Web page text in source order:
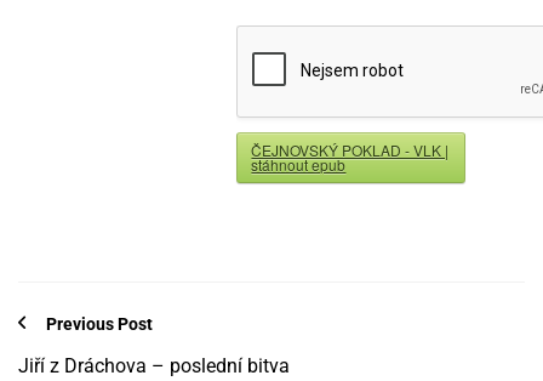
ČEJNOVSKÝ POKLAD - VLK |
stáhnout epub
Previous Post
Jiří z Dráchova – poslední bitva